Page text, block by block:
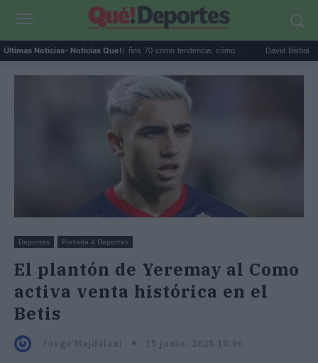
Últimas Noticias- Noticias Que!:
Las sandalias de los años 70 como tendencia: cómo ... David Bisbal
Deportes Portada 4 Deportes
El plantón de Yeremay al Como
activa venta histórica en el
Betis
Jorge Majdalani 15 junio, 2025 10:06